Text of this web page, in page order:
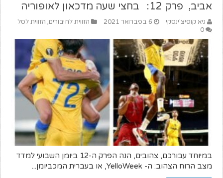
אביב, פרק 12: בחצי שעה מדכאון לאופוריה
גיא קופיצ'ינסקי 6 בפברואר 2021 הזווית לחיבורים, הזווית לסל
0
במיוחד עבורכם, צהובים, הנה הפרק ה-12 ביומן השבועי למדד
מצב הרוח הצהוב: ה- YelloWeek, או בעברית המכביומן...